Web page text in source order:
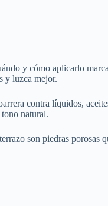
y cómo aplicarlo
y luzca mejor.
contra líquidos,
natural.
son piedras